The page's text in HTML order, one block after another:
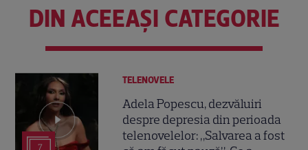
DIN ACEEAȘI CATEGORIE
TELENOVELE
Adela Popescu, dezvăluiri
despre depresia din perioada
telenovelelor: „Salvarea a fost